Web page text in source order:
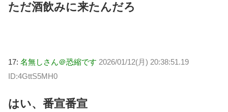
ただ酒飲みに来たんだろ
17: 名無しさん＠恐縮です 2026/01/12(月) 20:38:51.19
ID:4GttS5MH0
はい、番宣番宣